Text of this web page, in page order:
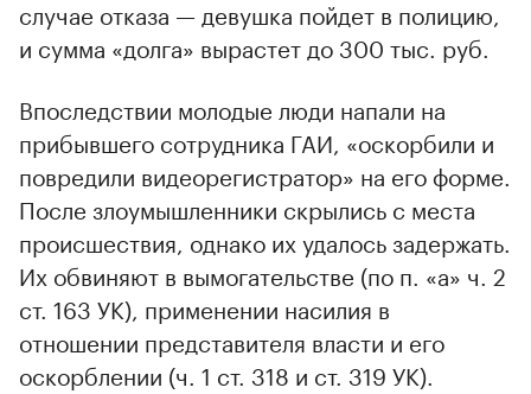
случае отказа — девушка пойдет в полицию,
и сумма «долга» вырастет до 300 тыс. руб.
Впоследствии молодые люди напали на
прибывшего сотрудника ГАИ, «оскорбили и
повредили видеорегистратор» на его форме.
После злоумышленники скрылись с места
происшествия, однако их удалось задержать.
Их обвиняют в вымогательстве (по п. «а» ч. 2
ст. 163 УК), применении насилия в
отношении представителя власти и его
оскорблении (ч. 1 ст. 318 и ст. 319 УК).